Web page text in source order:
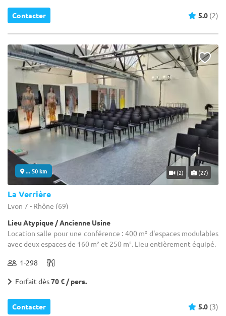
Contacter 5.0 (2)
... 50 km (2) (27)
La Verrière
Lyon 7 - Rhône (69)
Lieu Atypique / Ancienne Usine
Location salle pour une conférence : 400 m² d'espaces modulables
avec deux espaces de 160 m² et 250 m². Lieu entièrement équipé.
1-298
Forfait dès70 € / pers.
Contacter 5.0 (3)